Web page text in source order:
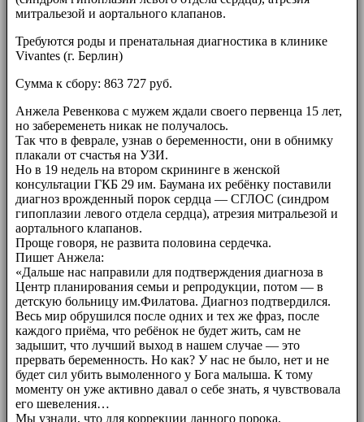
митральезой и аортального клапанов.
Требуются роды и пренатальная диагностика в клинике
Vivantes (г. Берлин)
Сумма к сбору: 863 727 руб.
Анжела Ревенкова с мужем ждали своего первенца 15 лет,
но забеременеть никак не получалось.
Так что в феврале, узнав о беременности, они в обнимку
плакали от счастья на УЗИ.
Но в 19 недель на втором скрининге в женской
консультации ГКБ 29 им. Баумана их ребёнку поставили
диагноз врожденный порок сердца — СГЛОС (синдром
гипоплазии левого отдела сердца), атрезия митральезой и
аортального клапанов.
Проще говоря, не развита половина сердечка.
Пишет Анжела:
«Дальше нас направили для подтверждения диагноза в
Центр планирования семьи и репродукции, потом — в
детскую больницу им.Филатова. Диагноз подтвердился.
Весь мир обрушился после одних и тех же фраз, после
каждого приёма, что ребёнок не будет жить, сам не
задышит, что лучший выход в нашем случае — это
прервать беременность. Но как? У нас не было, нет и не
будет сил убить вымоленного у Бога малыша. К тому
моменту он уже активно давал о себе знать, я чувствовала
его шевеления…
Мы узнали, что для коррекции данного порока,